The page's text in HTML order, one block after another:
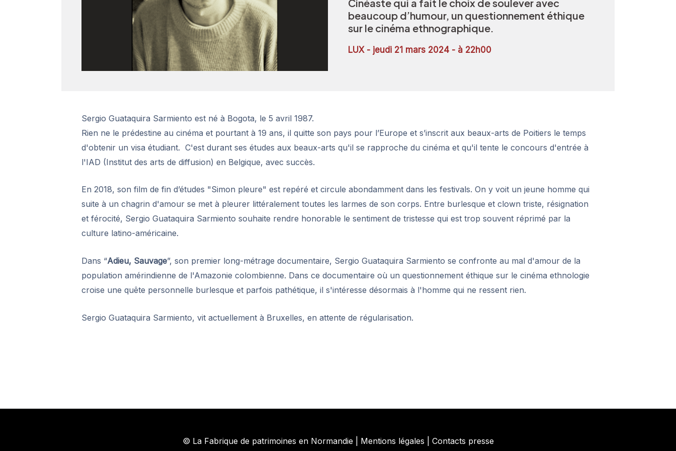
Cinéaste qui a fait le choix de soulever avec
beaucoup d’humour, un questionnement éthique
sur le cinéma ethnographique.
LUX - jeudi 21 mars 2024 - à 22h00
Sergio Guataquira Sarmiento est né à Bogota, le 5 avril 1987.
Rien ne le prédestine au cinéma et pourtant à 19 ans, il quitte son pays pour l’Europe et s’inscrit aux beaux-arts de Poitiers le temps
d'obtenir un visa étudiant. C'est durant ses études aux beaux-arts qu'il se rapproche du cinéma et qu'il tente le concours d'entrée à
l'IAD (Institut des arts de diffusion) en Belgique, avec succès.
En 2018, son film de fin d’études "Simon pleure" est repéré et circule abondamment dans les festivals. On y voit un jeune homme qui
suite à un chagrin d'amour se met à pleurer littéralement toutes les larmes de son corps. Entre burlesque et clown triste, résignation
et férocité, Sergio Guataquira Sarmiento souhaite rendre honorable le sentiment de tristesse qui est trop souvent réprimé par la
culture latino-américaine.
Dans “Adieu, Sauvage”, son premier long-métrage documentaire, Sergio Guataquira Sarmiento se confronte au mal d'amour de la
population amérindienne de l'Amazonie colombienne. Dans ce documentaire où un questionnement éthique sur le cinéma ethnologie
croise une quête personnelle burlesque et parfois pathétique, il s'intéresse désormais à l'homme qui ne ressent rien.
Sergio Guataquira Sarmiento, vit actuellement à Bruxelles, en attente de régularisation.
© La Fabrique de patrimoines en Normandie| Mentions légales Contacts presse